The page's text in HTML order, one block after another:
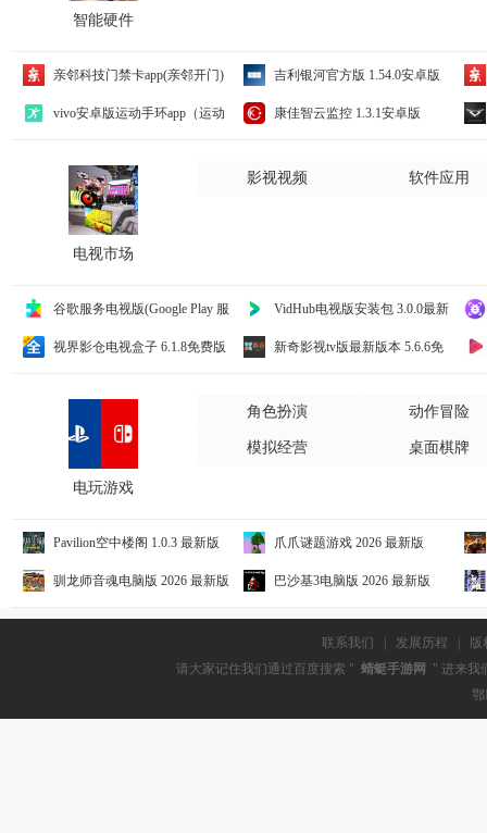
智能硬件
亲邻科技门禁卡app(亲邻开门)
5.2.8安卓版
吉利银河官方版 1.54.0安卓版
新
vivo安卓版运动手环app（运动
康佳智云监控 1.3.1安卓版
电视市场
影视视频 软件应用
谷歌服务电视版(Google Play 服
务) 26.29.32 (180400-956293556)最新
VidHub电视版安装包 3.0.0最新
版
视界影仓电视盒子 6.1.8免费版
新奇影视tv版最新版本 5.6.6免
电玩游戏
角色扮演 动作冒险
模拟经营 桌面棋牌
Pavilion空中楼阁 1.0.3 最新版
爪爪谜题游戏 2026 最新版
驯龙师音魂电脑版 2026 最新版 巴沙基3电脑版 2026 最新版
联系我们 发展历程
版
请大家记住我们通过百度搜索 " 蜻蜓手游网
" 进来我